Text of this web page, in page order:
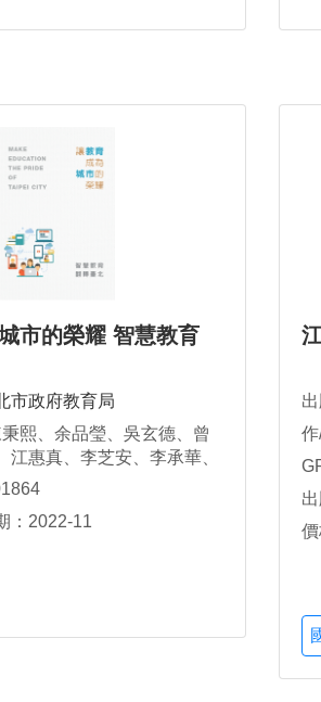
市的榮耀 智慧教育
市政府教育局
熙、余品瑩、吳玄德、曾
江惠真、李芝安、李承華、
、林裕勝、林湧順、洪國
黃玉貞、董家莒、楊啟明、
、劉晶晶
：2022-11